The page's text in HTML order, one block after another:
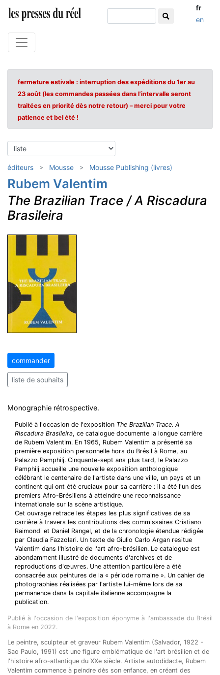
fr
en
fermeture estivale : interruption des expéditions du 1er au
23 août (les commandes passées dans l'intervalle seront
traitées en priorité dès notre retour) – merci pour votre
patience et bel été !
éditeurs Mousse Mousse Publishing (livres)
Rubem Valentim
The Brazilian Trace / A Riscadura
Brasileira
commander
liste de souhaits
Monographie rétrospective.
Publié à l'occasion de l'exposition The Brazilian Trace. A
Riscadura Brasileira, ce catalogue documente la longue carrière
de Rubem Valentim. En 1965, Rubem Valentim a présenté sa
première exposition personnelle hors du Brésil à Rome, au
Palazzo Pamphilj. Cinquante-sept ans plus tard, le Palazzo
Pamphilj accueille une nouvelle exposition anthologique
célébrant le centenaire de l'artiste dans une ville, un pays et un
continent qui ont été cruciaux pour sa carrière : il a été l'un des
premiers Afro-Brésiliens à atteindre une reconnaissance
internationale sur la scène artistique.
Cet ouvrage retrace les étapes les plus significatives de sa
carrière à travers les contributions des commissaires Cristiano
Raimondi et Daniel Rangel, et de la chronologie étendue rédigée
par Claudia Fazzolari. Un texte de Giulio Carlo Argan resitue
Valentim dans l'histoire de l'art afro-brésilien. Le catalogue est
abondamment illustré de documents d'archives et de
reproductions d'œuvres. Une attention particulière a été
consacrée aux peintures de la « période romaine ». Un cahier de
photographies réalisées par l'artiste lui-même lors de sa
permanence dans la capitale italienne accompagne la
publication.
Publié à l'occasion de l'exposition éponyme à l'ambassade du Brésil
à Rome en 2022.
Le peintre, sculpteur et graveur Rubem Valentim (Salvador, 1922 -
Sao Paulo, 1991) est une figure emblématique de l'art brésilien et de
l'histoire afro-atlantique du XXe siècle. Artiste autodidacte, Rubem
Valentim commence à peindre dès son enfance, en créant des